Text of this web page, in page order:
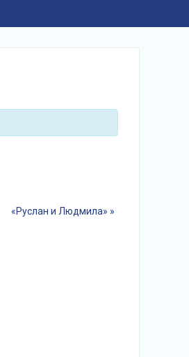
«Руслан и Людмила» »